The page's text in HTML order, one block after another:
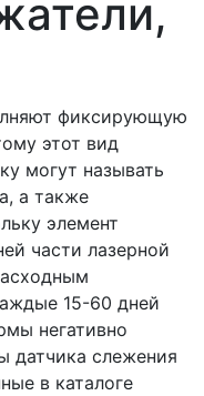
фиксирующую
этот вид
могут называть
а также
элемент
части лазерной
15-60 дней
негативно
датчика слежения
в каталоге